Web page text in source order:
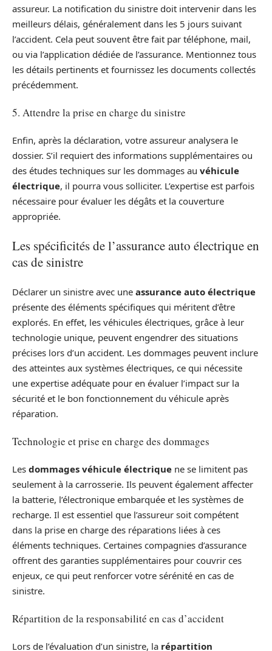
assureur. La notification du sinistre doit intervenir dans les
meilleurs délais, généralement dans les 5 jours suivant
l’accident. Cela peut souvent être fait par téléphone, mail,
ou via l’application dédiée de l’assurance. Mentionnez tous
les détails pertinents et fournissez les documents collectés
précédemment.
5. Attendre la prise en charge du sinistre
Enfin, après la déclaration, votre assureur analysera le
dossier. S’il requiert des informations supplémentaires ou
des études techniques sur les dommages au véhicule
électrique, il pourra vous solliciter. L’expertise est parfois
nécessaire pour évaluer les dégâts et la couverture
appropriée.
Les spécificités de l’assurance auto électrique en
cas de sinistre
Déclarer un sinistre avec une assurance auto électrique
présente des éléments spécifiques qui méritent d’être
explorés. En effet, les véhicules électriques, grâce à leur
technologie unique, peuvent engendrer des situations
précises lors d’un accident. Les dommages peuvent inclure
des atteintes aux systèmes électriques, ce qui nécessite
une expertise adéquate pour en évaluer l’impact sur la
sécurité et le bon fonctionnement du véhicule après
réparation.
Technologie et prise en charge des dommages
Les dommages véhicule électrique ne se limitent pas
seulement à la carrosserie. Ils peuvent également affecter
la batterie, l’électronique embarquée et les systèmes de
recharge. Il est essentiel que l’assureur soit compétent
dans la prise en charge des réparations liées à ces
éléments techniques. Certaines compagnies d’assurance
offrent des garanties supplémentaires pour couvrir ces
enjeux, ce qui peut renforcer votre sérénité en cas de
sinistre.
Répartition de la responsabilité en cas d’accident
Lors de l’évaluation d’un sinistre, la répartition